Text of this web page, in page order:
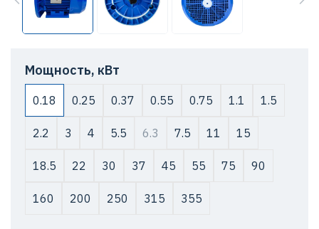
Мощность, кВт
0.18 0.25 0.37 0.55 0.75 1.1 1.5
2.2 3 4 5.5 6.3 7.5 11 15
18.5 22 30 37 45 55 75 90
160 200 250 315 355